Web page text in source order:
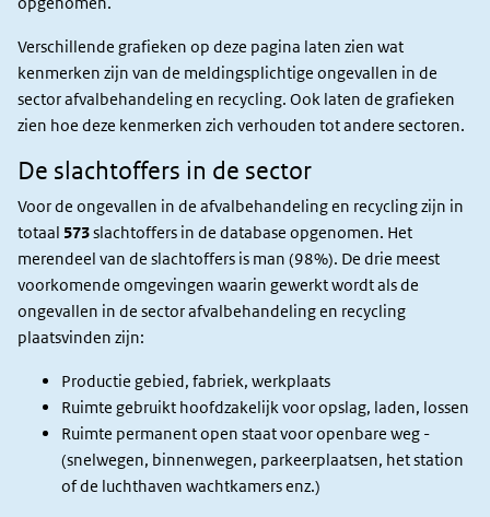
Verschillende grafieken op deze pagina laten zien wat
kenmerken zijn van de meldingsplichtige ongevallen in de
sector afvalbehandeling en recycling. Ook laten de grafieken
zien hoe deze kenmerken zich verhouden tot andere sectoren.
De slachtoffers in de sector
Voor de ongevallen in de afvalbehandeling en recycling zijn in
totaal 573slachtoffers in de database opgenomen. Het
merendeel van de slachtoffers is man (98%). De drie meest
voorkomende omgevingen waarin gewerkt wordt als de
ongevallen in de sector afvalbehandeling en recycling
plaatsvinden zijn:
Productie gebied, fabriek, werkplaats
Ruimte gebruikt hoofdzakelijk voor opslag, laden, lossen
Ruimte permanent open staat voor openbare weg -
(snelwegen, binnenwegen, parkeerplaatsen, het station
of de luchthaven wachtkamers enz.)